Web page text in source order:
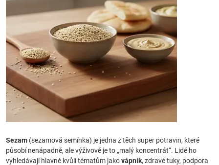
Sezam (sezamová semínka) je jedna z těch super potravin, které
působí nenápadně, ale výživově je to „malý koncentrát“. Lidé ho
vyhledávají hlavně kvůli tématům jakovápník, zdravé tuky, podpora